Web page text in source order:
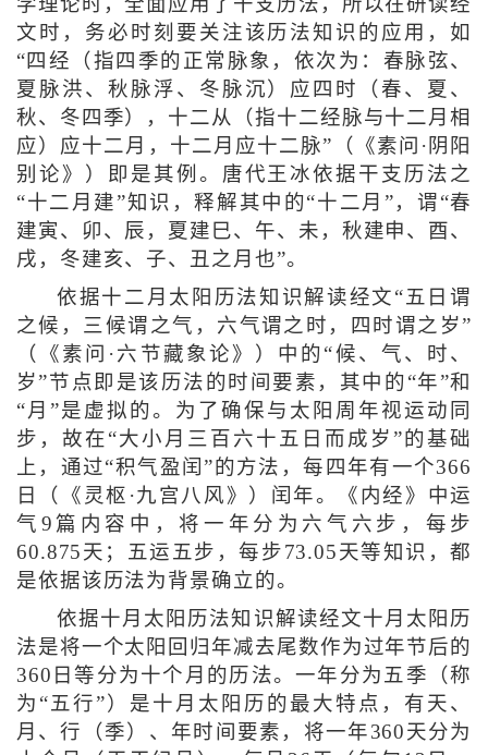
学理论时，全面应用了干支历法，所以在研读经
文时，务必时刻要关注该历法知识的应用，如
“四经（指四季的正常脉象，依次为：春脉弦、
夏脉洪、秋脉浮、冬脉沉）应四时（春、夏、
秋、冬四季），十二从（指十二经脉与十二月相
应）应十二月，十二月应十二脉”（《素问·阴阳
别论》）即是其例。唐代王冰依据干支历法之
“十二月建”知识，释解其中的“十二月”，谓“春
建寅、卯、辰，夏建巳、午、未，秋建申、酉、
戌，冬建亥、子、丑之月也”。
依据十二月太阳历法知识解读经文“五日谓
之候，三候谓之气，六气谓之时，四时谓之岁”
（《素问·六节藏象论》）中的“候、气、时、
岁”节点即是该历法的时间要素，其中的“年”和
“月”是虚拟的。为了确保与太阳周年视运动同
步，故在“大小月三百六十五日而成岁”的基础
上，通过“积气盈闰”的方法，每四年有一个366
日（《灵枢·九宫八风》）闰年。《内经》中运
气9篇内容中，将一年分为六气六步，每步
60.875天；五运五步，每步73.05天等知识，都
是依据该历法为背景确立的。
依据十月太阳历法知识解读经文十月太阳历
法是将一个太阳回归年减去尾数作为过年节后的
360日等分为十个月的历法。一年分为五季（称
为“五行”）是十月太阳历的最大特点，有天、
月、行（季）、年时间要素，将一年360天分为